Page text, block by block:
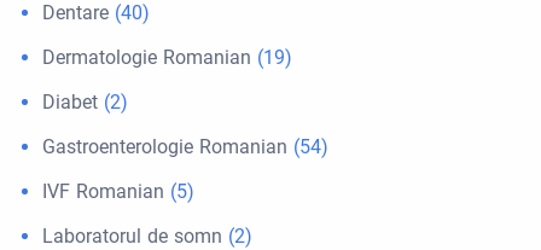
Dentare (40)
Dermatologie Romanian (19)
Diabet (2)
Gastroenterologie Romanian (54)
IVF Romanian (5)
Laboratorul de somn (2)